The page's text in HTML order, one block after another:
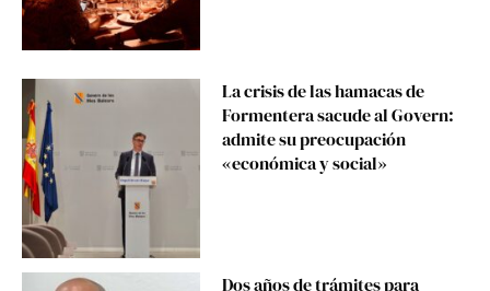
La crisis de las hamacas de
Formentera sacude al Govern:
admite su preocupación
«económica y social»
Dos años de trámites para